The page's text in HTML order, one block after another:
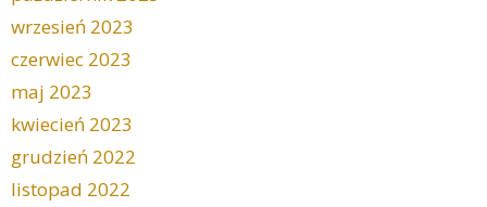
wrzesień 2023
czerwiec 2023
maj 2023
kwiecień 2023
grudzień 2022
listopad 2022